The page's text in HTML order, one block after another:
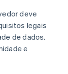
deve
legais
de dados.
e